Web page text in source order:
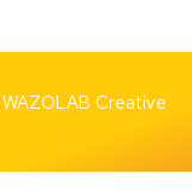
WAZOLAB Creative